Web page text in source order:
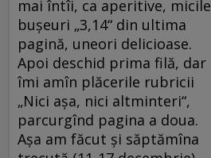
mai întîi, ca aperitive, micile
buşeuri „3,14“ din ultima
pagină, uneori delicioase.
Apoi deschid prima filă, dar
îmi amîn plăcerile rubricii
„Nici aşa, nici altminteri“,
parcurgînd pagina a doua.
Aşa am făcut şi săptămîna